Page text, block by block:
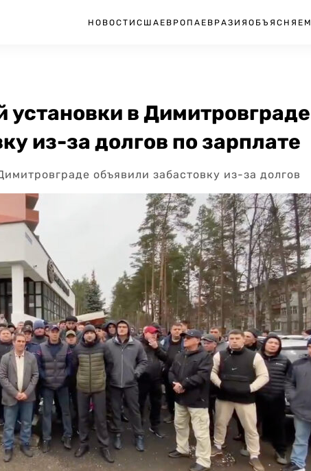
НОВОСТИ США ЕВРОПА ЕВРАЗИЯ ОБЪЯСНЯЕМ
установки в Димитровграде
из-за долгов по зарплате
объявили забастовку из-за долгов